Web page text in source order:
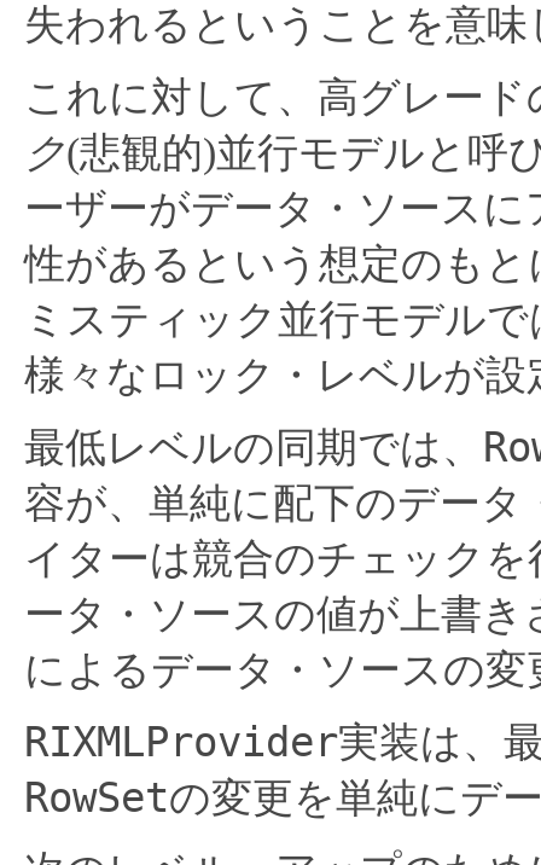
失われるということを意味
これに対して、高グレー
ク(悲観的)並行モデルと呼
ーザーがデータ・ソース
性があるという想定のも
ミスティック並行モデル
様々なロック・レベルが設
最低レベルの同期では、
容が、単純に配下のデー
イターは競合のチェック
ータ・ソースの値が上書
によるデータ・ソースの
RIXMLProvider実装は、
RowSetの変更を単純にデ